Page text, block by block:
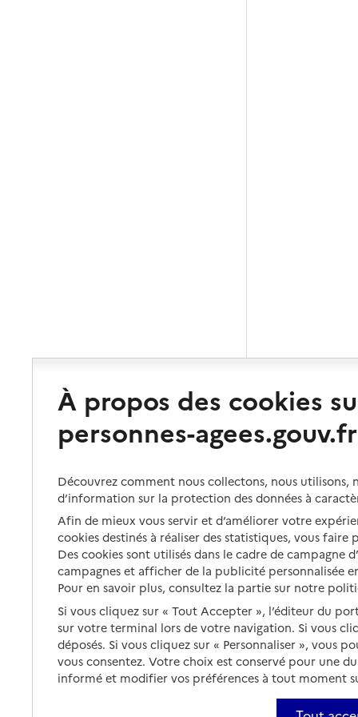
À propos des cookies
personnes-agees.gouv.fr
Découvrez comment nous collectons, nous
d’information sur la protection des données à
Afin de mieux vous servir et d’améliorer votre
cookies destinés à réaliser des statistiques, vous
Des cookies sont utilisés dans le cadre de
campagnes et afficher de la publicité personnalisée
Pour en savoir plus, consultez la partie sur notre
Si vous cliquez sur « Tout Accepter », l’éditeur du
sur votre terminal lors de votre navigation. Si vous
déposés. Si vous cliquez sur « Personnaliser », vous
vous consentez. Votre choix est conservé pour une
informé et modifier vos préférences à tout moment